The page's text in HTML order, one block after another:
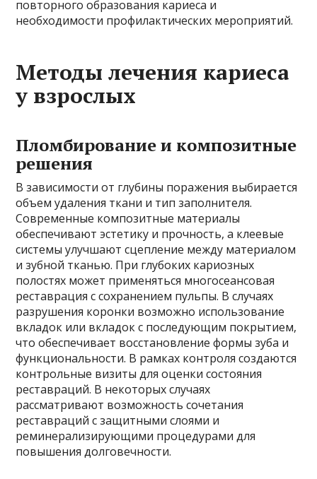
повторного образования кариеса и
необходимости профилактических мероприятий.
Методы лечения кариеса
у взрослых
Пломбирование и композитные
решения
В зависимости от глубины поражения выбирается
объем удаления ткани и тип заполнителя.
Современные композитные материалы
обеспечивают эстетику и прочность, а клеевые
системы улучшают сцепление между материалом
и зубной тканью. При глубоких кариозных
полостях может применяться многосеансовая
реставрация с сохранением пульпы. В случаях
разрушения коронки возможно использование
вкладок или вкладок с последующим покрытием,
что обеспечивает восстановление формы зуба и
функциональности. В рамках контроля создаются
контрольные визиты для оценки состояния
реставраций. В некоторых случаях
рассматривают возможность сочетания
реставраций с защитными слоями и
реминерализирующими процедурами для
повышения долговечности.